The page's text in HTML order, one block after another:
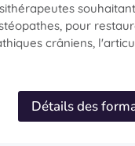
pour
crâniens,
Détails des